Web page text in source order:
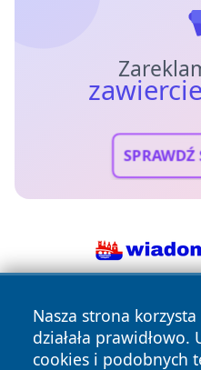
SPRAWDŹ
Nasza strona
działała
cookies i podobnych